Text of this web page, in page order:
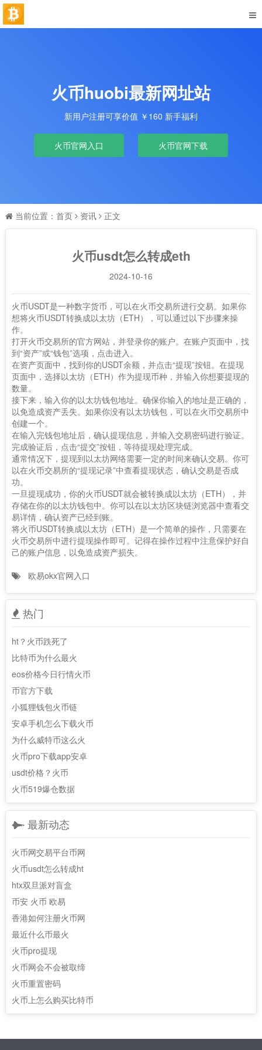
火币huobi最新网址站
新用户注册可享价值 ￥160 新手福利
火币官网入口 火币官网下载
当前位置： 首页 资讯 正文
火币usdt怎么转成eth
2024-10-16
火币USDT是一种数字货币，可以在火币交易所进行交易。如果你
想将火币USDT转换成以太坊（ETH），可以通过以下步骤来操
作。
打开火币交易所的官方网站，并登录你的账户。在账户页面中，找
到“资产”或“钱包”选项，点击进入。
在资产页面中，找到你的USDT余额，并点击“提现”按钮。在提现
页面中，选择以太坊（ETH）作为提现币种，并输入你想要提现的
数量。
接下来，输入你的以太坊钱包地址。确保你输入的地址是正确的，
以免造成资产丢失。如果你没有以太坊钱包，可以在火币交易所中
创建一个。
在输入完钱包地址后，确认提现信息，并输入交易密码进行验证。
完成验证后，点击“提交”按钮，等待提现处理完成。
通常情况下，提现到以太坊网络需要一定的时间来确认交易。你可
以在火币交易所的“提现记录”中查看提现状态，确认交易是否成
功。
一旦提现成功，你的火币USDT就会被转换成以太坊（ETH），并
存储在你的以太坊钱包中。你可以在以太坊区块链浏览器中查看交
易详情，确认资产已经到账。
将火币USDT转换成以太坊（ETH）是一个简单的操作，只需要在
火币交易所中进行提现操作即可。记得在操作过程中注意保护好自
己的账户信息，以免造成资产损失。
欧易okx官网入口
热门
ht？火币跌死了
比特币为什么最火
eos价格今日行情火币
币官方下载
小狐狸钱包火币链
安卓手机怎么下载火币
为什么威特币这么火
火币pro下载app安卓
usdt价格？火币
火币519爆仓数据
最新动态
火币网交易平台币网
火币usdt怎么转成ht
htx双旦派对盲盒
币安 火币 欧易
香港如何注册火币网
最近什么币最火
火币pro提现
火币网会不会被取缔
火币重置密码
火币上怎么购买比特币